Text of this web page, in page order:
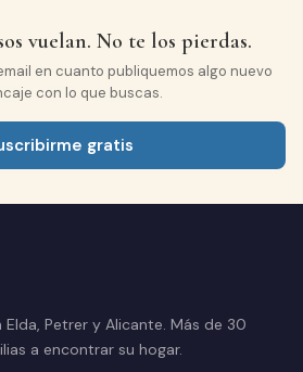
vuelan. No te los pierdas.
en cuanto publiquemos algo nuevo
con lo que buscas.
gratis
Petrer y Alicante. Más de 30
a encontrar su hogar.